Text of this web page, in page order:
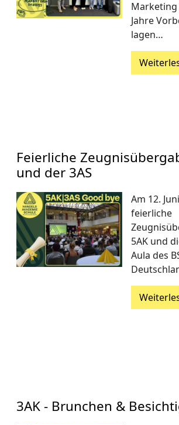
Marketing
Jahre
lagen…
Feierliche
und der 3AS
Am 12.
feierliche
5AK und
Aula des
3AK - Brunchen &